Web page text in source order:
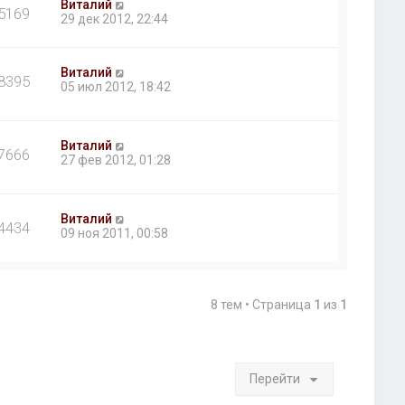
5169
Виталий
29 дек 2012, 22:44
Виталий
05 июл 2012, 18:42
Виталий
27 фев 2012, 01:28
Виталий
09 ноя 2011, 00:58
8 тем • Страница 1 из 1
Перейти